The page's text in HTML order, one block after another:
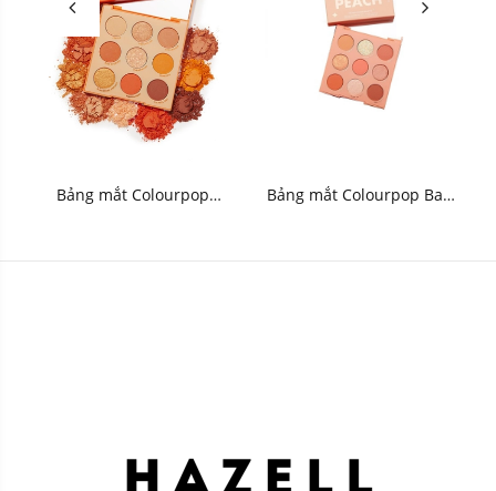
Bảng mắt Colourpop
Bảng mắt Colourpop Baby